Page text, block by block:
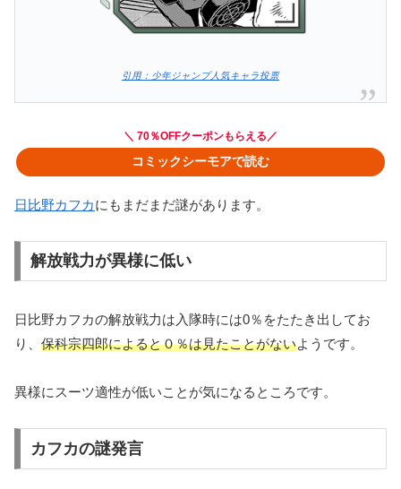
引用：少年ジャンプ人気キャラ投票
＼ 70％OFFクーポンもらえる／
コミックシーモアで読む
日比野カフカにもまだまだ謎があります。
解放戦力が異様に低い
日比野カフカの解放戦力は入隊時には0％をたたき出してお
り、 保科宗四郎によると０％は見たことがないようです。
異様にスーツ適性が低いことが気になるところです。
カフカの謎発言